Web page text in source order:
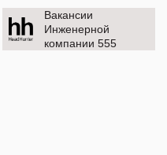
Вакансии
Инженерной
компании 555